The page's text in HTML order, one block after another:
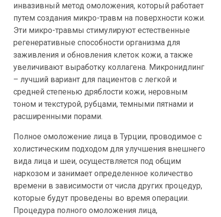
инвазивный метод омоложения, который работает
путем создания микро-травм на поверхности кожи.
Эти микро-травмы стимулируют естественные
регенеративные способности организма для
заживления и обновления клеток кожи, а также
увеличивают выработку коллагена. Микронидлинг
– лучший вариант для пациентов с легкой и
средней степенью дряблости кожи, неровным
тоном и текстурой, рубцами, темными пятнами и
расширенными порами.
Полное омоложение лица в Турции, проводимое с
холистическим подходом для улучшения внешнего
вида лица и шеи, осуществляется под общим
наркозом и занимает определенное количество
времени в зависимости от числа других процедур,
которые будут проведены во время операции.
Процедура полного омоложения лица,